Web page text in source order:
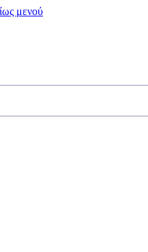
μενού